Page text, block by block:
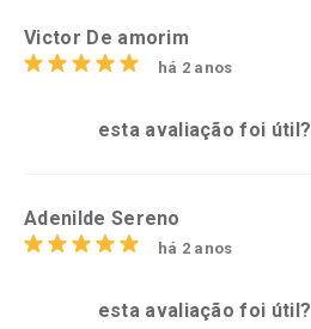
Victor De amorim
há 2 anos
esta avaliação foi útil?
Adenilde Sereno
há 2 anos
esta avaliação foi útil?